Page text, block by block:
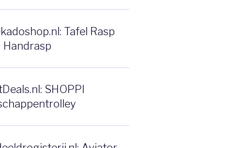
Tafel Rasp
Handrasp
SHOPPI